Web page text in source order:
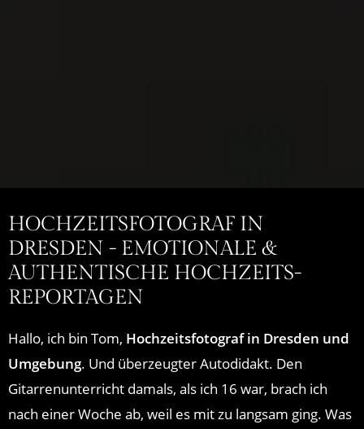
HOCHZEITSFOTOGRAF IN
DRESDEN - EMOTIONALE &
AUTHENTISCHE HOCHZEITS­
REPORTAGEN
Hallo, ich bin Tom, Hochzeitsfotograf in Dresden und
Umgebung. Und überzeugter Autodidakt. Den
Gitarrenunterricht damals, als ich 16 war, brach ich
nach einer Woche ab, weil es mit zu langsam ging. Was